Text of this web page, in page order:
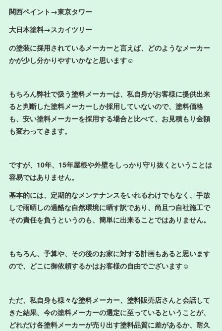
関西ペイント→東京タワー
大日本塗料→スカイツリー
の塗装に採用されているメーカーと言えば、どのようなメーカー
かが少し分かりやすいかなと思います☺️
もちろん弊社で扱う塗料メーカーは、私自身がお客様に提供出来
ると判断した塗料メーカーしか採用していないので、塗料価格
も、安い塗料メーカーを採用する場合と比べて、お見積もり金額
も変わってきます。
ですが、10年、15年屋根や外壁をしっかり守り抜くということは
容易ではありません。
基本的には、定期的なメンテナンスをいれるわけでもなく、手放
しで雨晒しの過酷な自然環境に晒す訳であり、尚且つ自社施工で
その責任を負うというのも、簡単に出来ることではありません。
もちろん、予算や、その後のお家に対する計画もあると思います
ので、どこに御依頼するかはお客様の自由でございます☺️
ただ、私自身も様々な塗料メーカー、塗料販売店さんと会話して
きた結果、今の塗料メーカーの選定に至っているということが、
どれだけ各塗料メーカーが売り出す塗料品質に差があるか、耐久